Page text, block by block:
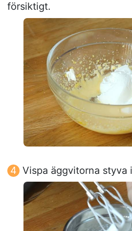
försiktigt.
Vispa äggvitorna styva